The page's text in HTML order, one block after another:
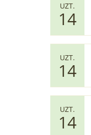
UZT.
14
UZT.
14
UZT.
14